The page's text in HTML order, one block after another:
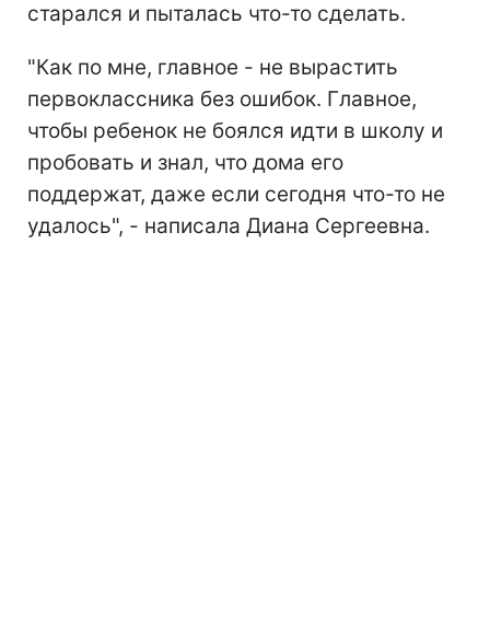
старался и пыталась что-то сделать.
"Как по мне, главное - не вырастить
первоклассника без ошибок. Главное,
чтобы ребенок не боялся идти в школу и
пробовать и знал, что дома его
поддержат, даже если сегодня что-то не
удалось", - написала Диана Сергеевна.